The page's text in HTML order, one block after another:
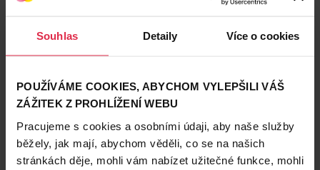
Souhlas Detaily Více o cookies
POUŽÍVÁME COOKIES, ABYCHOM VYLEPŠILI VÁŠ
ZÁŽITEK Z PROHLÍŽENÍ WEBU
Pracujeme s cookies a osobními údaji, aby naše služby
běžely, jak mají, abychom věděli, co se na našich
stránkách děje, mohli vám nabízet užitečné funkce, mohli